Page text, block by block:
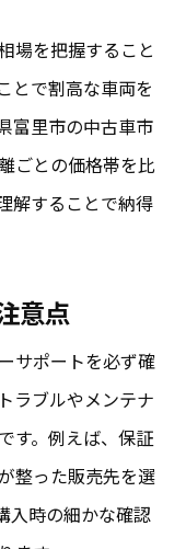
場を把握すること
とで割高な車両を
富里市の中古車市
ごとの価格帯を比
解することで納得
意点
サポートを必ず確
ラブルやメンテナ
す。例えば、保証
整った販売先を選
入時の細かな確認